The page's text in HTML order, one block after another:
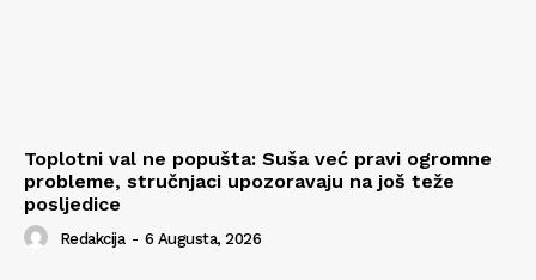
Toplotni val ne popušta: Suša već pravi ogromne
probleme, stručnjaci upozoravaju na još teže
posljedice
Redakcija - 6 Augusta, 2026